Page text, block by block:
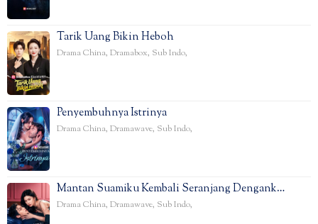
Tarik Uang Bikin Heboh
Drama China, Dramabox, Sub Indo,
Penyembuhnya Istrinya
Drama China, Dramawave, Sub Indo,
Mantan Suamiku Kembali Seranjang Dengank…
Drama China, Dramawave, Sub Indo,